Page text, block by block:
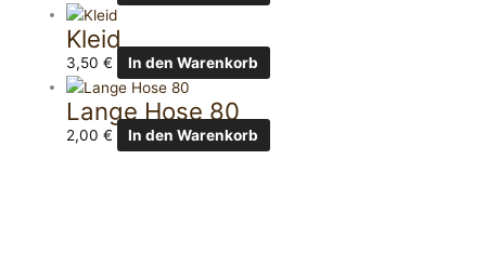
Kleid
3,50€ In den Warenkorb
Lange Hose 80
2,00€ In den Warenkorb